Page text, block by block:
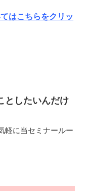
はこちらをクリッ
としたいんだけ
軽に当セミナールー